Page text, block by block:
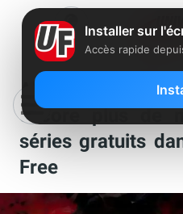
Abonnés Freebox
encore plus de
séries gratuits
Free
Installer sur
Accès rapide